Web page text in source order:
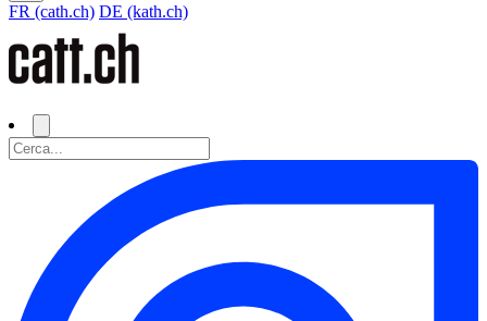
FR (cath.ch) DE (kath.ch)